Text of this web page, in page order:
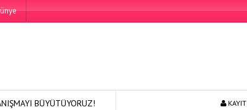
250 BİN ÖĞÜN, BİNLERCE YÜZE GÜLÜMSEME